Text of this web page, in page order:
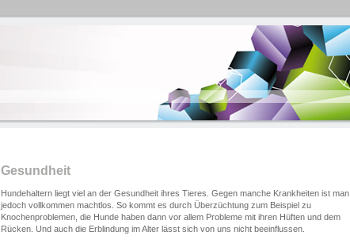
Gesundheit
Hundehaltern liegt viel an der Gesundheit ihres Tieres. Gegen manche Krankheiten ist man
jedoch vollkommen machtlos. So kommt es durch Überzüchtung zum Beispiel zu
Knochenproblemen, die Hunde haben dann vor allem Probleme mit ihren Hüften und dem
Rücken. Und auch die Erblindung im Alter lässt sich von uns nicht beeinflussen.